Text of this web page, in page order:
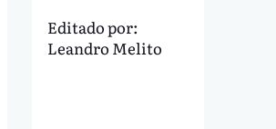
Editado por:
Leandro Melito